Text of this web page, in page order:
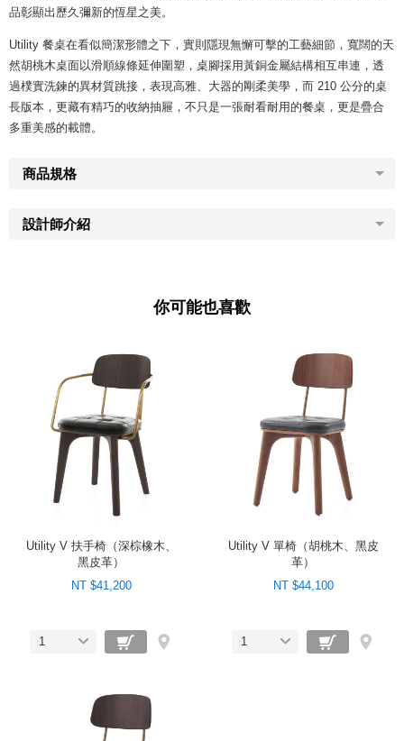
品彰顯出歷久彌新的恆星之美。
Utility 餐桌在看似簡潔形體之下，實則隱現無懈可擊的工藝細節，寬闊的天
然胡桃木桌面以滑順線條延伸圍塑，桌腳採用黃銅金屬結構相互串連，透
過樸實洗鍊的異材質跳接，表現高雅、大器的剛柔美學，而 210 公分的桌
長版本，更藏有精巧的收納抽屜，不只是一張耐看耐用的餐桌，更是疊合
多重美感的載體。​
商品規格
設計師介紹
你可能也喜歡
Utility V 扶手椅（深棕橡木、
黑皮革）
NT $41,200
1
Utility V 單椅（胡桃木、黑皮
革）
NT $44,100
1